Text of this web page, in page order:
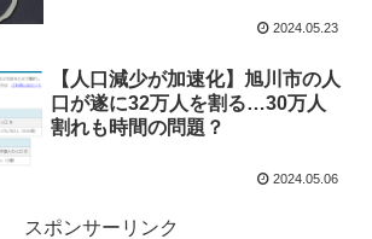
2024.05.23
【人口減少が加速化】旭川市の人
口が遂に32万人を割る…30万人
割れも時間の問題？
2024.05.06
スポンサーリンク